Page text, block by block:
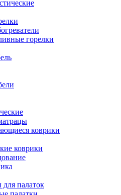
горелки
коврики
коврики
для палаток